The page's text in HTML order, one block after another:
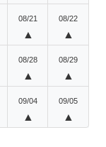
08/21
▲
08/22
▲
08/28
▲
08/29
▲
09/04
▲
09/05
▲